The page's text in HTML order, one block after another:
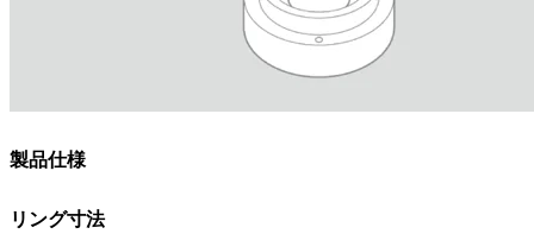
製品仕様
リング寸法